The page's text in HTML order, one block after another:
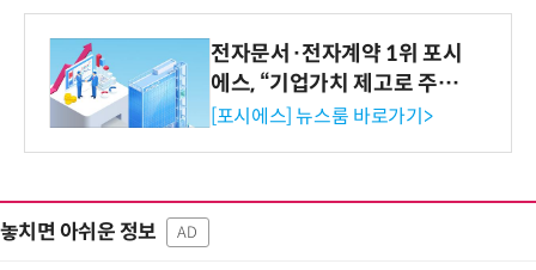
전자문서·전자계약 1위 포시
에스, “기업가치 제고로 주주
환원 강화” 계획 공시
[포시에스] 뉴스룸 바로가기>
놓치면 아쉬운 정보 AD